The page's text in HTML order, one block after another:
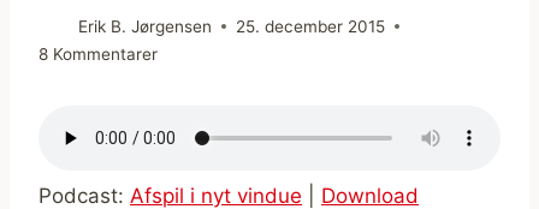
Erik B. Jørgensen
25. december 2015
8 Kommentarer
Podcast: Afspil i nyt vindue
Download